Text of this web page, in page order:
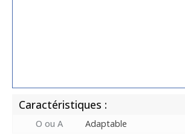
Caractéristiques :
O ou A Adaptable